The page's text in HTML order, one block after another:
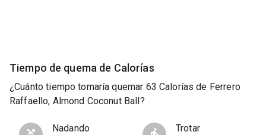
Tiempo de quema de Calorías
¿Cuánto tiempo tomaría quemar 63 Calorías de Ferrero
Raffaello, Almond Coconut Ball?
Nadando Trotar